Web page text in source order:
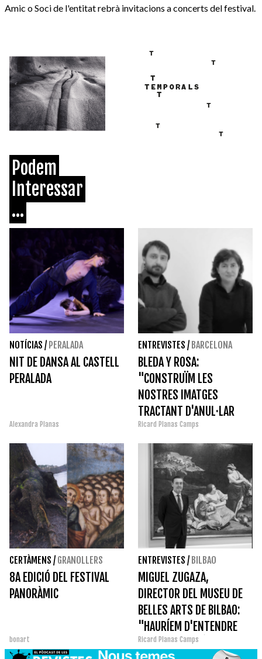
Amic o Soci de l'entitat rebrà invitacions a concerts del festival.
Podem
Interessar
...
NOTÍCIAS / PERALADA
NIT DE DANSA AL CASTELL
PERALADA
Alexandra Planas
ENTREVISTES / BARCELONA
BLEDA Y ROSA:
"CONSTRUÏM LES
NOSTRES IMATGES
TRACTANT D'ANUL·LAR
CONVENCIONALISMES"
Ricard Planas Camps
CERTÀMENS / GRANOLLERS
8A EDICIÓ DEL FESTIVAL
PANORÀMIC
bonart
ENTREVISTES / BILBAO
MIGUEL ZUGAZA,
DIRECTOR DEL MUSEU DE
BELLES ARTS DE BILBAO:
"HAURÍEM D'ENTENDRE
ELS MUSEUS MÉS QUE COM
Ricard Planas Camps